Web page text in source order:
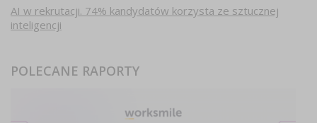
AI w rekrutacji. 74% kandydatów korzysta ze sztucznej
inteligencji
POLECANE RAPORTY